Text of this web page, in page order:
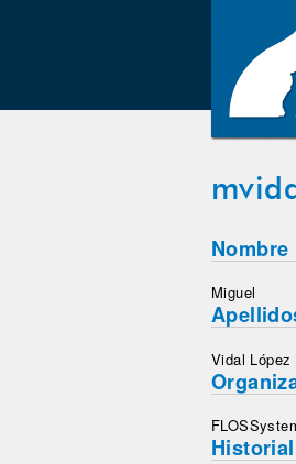
Nombre
Miguel
Vidal López
Historial